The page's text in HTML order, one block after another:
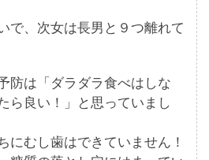
で、次女は長男と９つ離れて
防は「ダラダラ食べはしな
ら良い！」と思っていまし
にむし歯はできていません！